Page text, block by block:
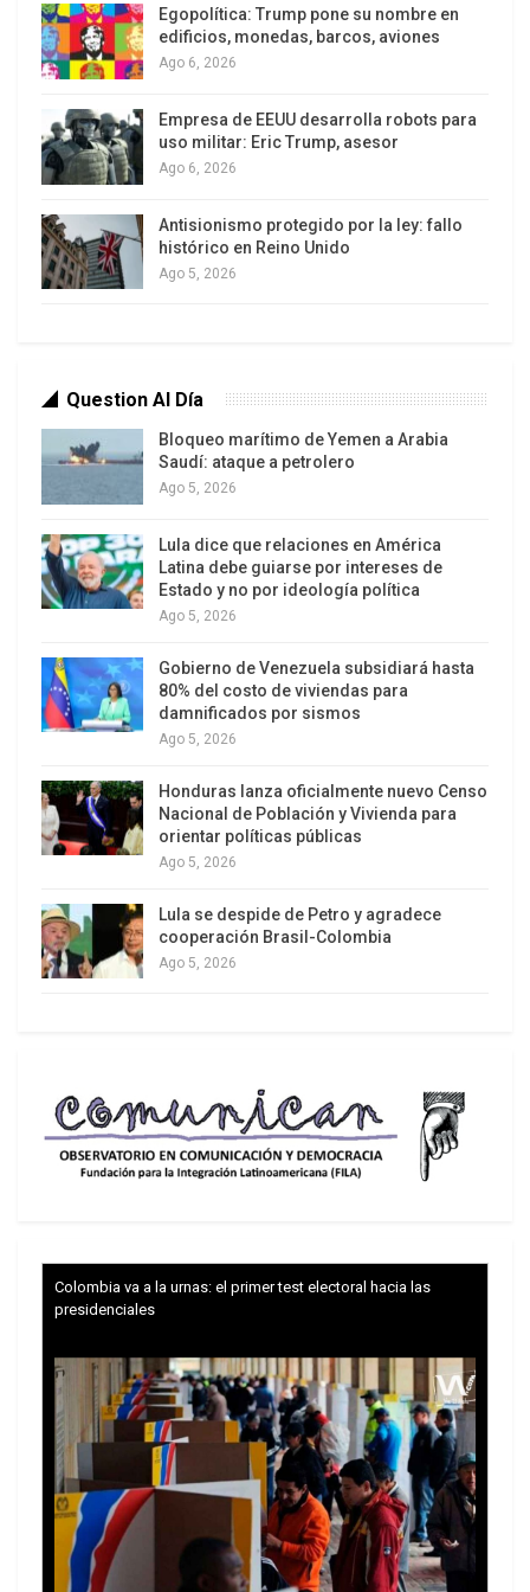
Vaticano con el fascismo y el nazismo, con el
régimen de Francisco Franco, sobre sus
no decir mafiosos, de la ligazón de algunos de
sus más encumbrados jerarcas con la Logia P-2, y
del cogobierno de facto que ejercieron con la
última dictadura militar argentina.
Existe una geopolítica vaticana que no ha sido
historia. En se sentido, existen datos suficientes
que confirman la intervención vaticana en la
misma dirección que lo hacían los poderosos del
mundo. La elección de Bergoglio tiene un tufillo
de intervención en los asuntos mundanos de los
sudamericanos, a favor de que el patio trasero
continúe en la esfera de influencia de Washington
y apostando contra la integración regional.
Antecedentes no faltan: en la década de 1950 la
actitud del Vaticano hacia el régimen de Franco
coincidió, con notable exactitud, con la apertura
de Washington hacia el dictador; en la década de
1980, los intereses de la superpotencia en una
Centroamérica sacudida por guerras internas
fueron acompañados y acompasados por la
diplomacia vaticana, con notable sincronía.
Pio XII, el anticomunista
Vaticano cuando agonizaba el régimen fascista
de Benito Mussolini, al que Pío XI había dado su
bendición (animando a los católicos italianos a
votarlo en 1929) al señalar que fue “un hombre
enviado a nosotros por la Providencia”. Su
sucesor, Pío XII, el papa de la guerra fría,
Egopolítica: Trump pone su nombre en
edificios, monedas, barcos, aviones
Ago 6, 2026
Empresa de EEUU desarrolla robots para
uso militar: Eric Trump, asesor
Ago 6, 2026
Antisionismo protegido por la ley: fallo
histórico en Reino Unido
Ago 5, 2026
Question Al Día
Bloqueo marítimo de Yemen a Arabia
Saudí: ataque a petrolero
Ago 5, 2026
Lula dice que relaciones en América
Latina debe guiarse por intereses de
Estado y no por ideología política
Ago 5, 2026
Gobierno de Venezuela subsidiará hasta
80% del costo de viviendas para
damnificados por sismos
Ago 5, 2026
Honduras lanza oficialmente nuevo Censo
Nacional de Población y Vivienda para
orientar políticas públicas
Ago 5, 2026
Lula se despide de Petro y agradece
cooperación Brasil-Colombia
Ago 5, 2026
Colombia va a la urnas: el primer test electoral hacia las
presidenciales